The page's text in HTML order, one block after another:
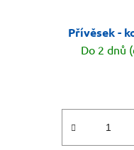
Přívěsek -
Do 2 dnů